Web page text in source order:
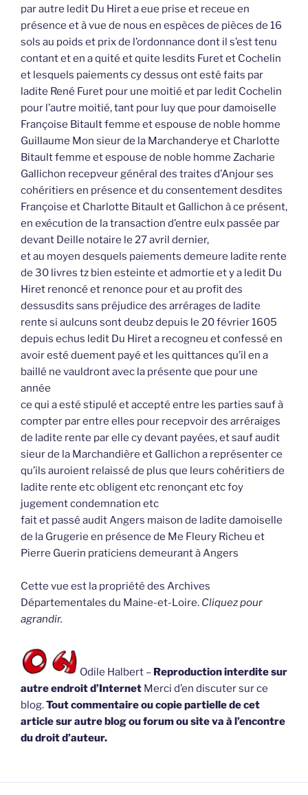
par autre ledit Du Hiret a eue prise et receue en
présence et à vue de nous en espèces de pièces de 16
sols au poids et prix de l’ordonnance dont il s’est tenu
contant et en a quité et quite lesdits Furet et Cochelin
et lesquels paiements cy dessus ont esté faits par
ladite René Furet pour une moitié et par ledit Cochelin
pour l’autre moitié, tant pour luy que pour damoiselle
Françoise Bitault femme et espouse de noble homme
Guillaume Mon sieur de la Marchanderye et Charlotte
Bitault femme et espouse de noble homme Zacharie
Gallichon recepveur général des traites d’Anjour ses
cohéritiers en présence et du consentement desdites
Françoise et Charlotte Bitault et Gallichon à ce présent,
en exécution de la transaction d’entre eulx passée par
devant Deille notaire le 27 avril dernier,
et au moyen desquels paiements demeure ladite rente
de 30 livres tz bien esteinte et admortie et y a ledit Du
Hiret renoncé et renonce pour et au profit des
dessusdits sans préjudice des arrérages de ladite
rente si aulcuns sont deubz depuis le 20 février 1605
depuis echus ledit Du Hiret a recogneu et confessé en
avoir esté duement payé et les quittances qu’il en a
baillé ne vauldront avec la présente que pour une
année
ce qui a esté stipulé et accepté entre les parties sauf à
compter par entre elles pour recepvoir des arréraiges
de ladite rente par elle cy devant payées, et sauf audit
sieur de la Marchandière et Gallichon a représenter ce
qu’ils auroient relaissé de plus que leurs cohéritiers de
ladite rente etc obligent etc renonçant etc foy
jugement condemnation etc
fait et passé audit Angers maison de ladite damoiselle
de la Grugerie en présence de Me Fleury Richeu et
Pierre Guerin praticiens demeurant à Angers
Cette vue est la propriété des Archives
Départementales du Maine-et-Loire. Cliquez pour
agrandir.
Odile Halbert – Reproduction interdite sur
autre endroit d’Internet Merci d’en discuter sur ce
blog.Tout commentaire ou copie partielle de cet
article sur autre blog ou forum ou site va à l’encontre
du droit d’auteur.